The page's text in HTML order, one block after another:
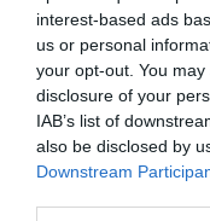
interest-based ads
us or personal
your opt-out. You
disclosure of your
IAB’s list of
also be disclosed by
Downstream
Tra i passeggeri,
trasferito al
accertamenti